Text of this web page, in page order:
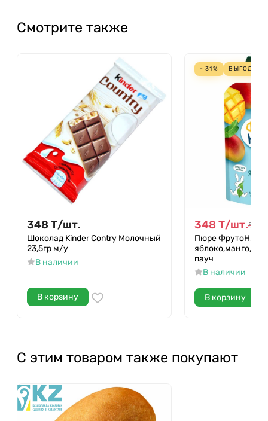
Смотрите также
348 Т/шт.
Шоколад Kinder Contry Молочный
23,5гр м/у
В наличии
В корзину
- 31% ВЫГОДА
348 Т/шт.504
Пюре ФрутоНяня
пауч
В наличии
В корзину
С этим товаром также покупают